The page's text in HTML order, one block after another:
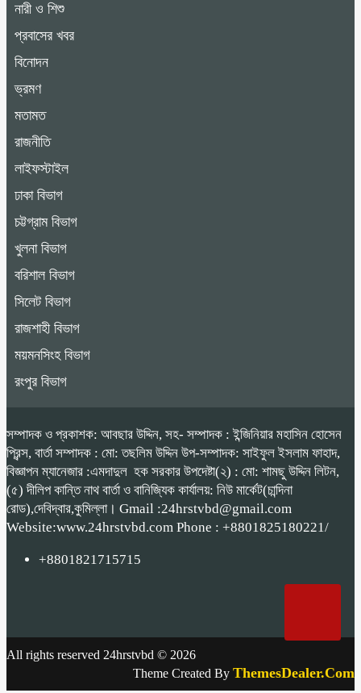
নারী ও শিশু
প্রবাসের খবর
বিনোদন
ভ্রমণ
মতামত
রাজনীতি
লাইফস্টাইল
ঢাকা বিভাগ
চট্টগ্রাম বিভাগ
খুলনা বিভাগ
বরিশাল বিভাগ
সিলেট বিভাগ
রাজশাহী বিভাগ
ময়মনসিংহ বিভাগ
রংপুর বিভাগ
সম্পাদক ও প্রকাশক: আবছার উদ্দিন, সহ- সম্পাদক : ইন্জিনিয়ার মহাসিন হোসেন
প্রিন্স, বার্তা সম্পাদক : মো: তছলিম উদ্দিন উপ-সম্পাদক: সাইফুল ইসলাম ফাহাদ,
বিজ্ঞাপন ম্যানেজার :এমদাদুল হক সরকার উপদেষ্টা(২) : মো: শামছু উদ্দিন লিটন,
(৫) দীলিপ কান্তি নাথ বার্তা ও বানিজ্যিক কার্যালয়: নিউ মার্কেট(চান্দিনা
রোড),দেবিদ্বার,কুমিল্লা। Gmail :24hrstvbd@gmail.com
Website:www.24hrstvbd.com Phone : +8801825180221/
+8801821715715
All rights reserved 24hrstvbd © 2026
Theme Created By ThemesDealer.Com